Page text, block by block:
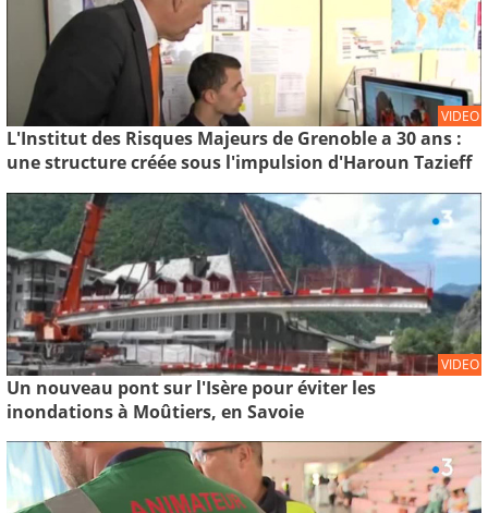
VIDEO
L'Institut des Risques Majeurs de Grenoble a 30 ans :
une structure créée sous l'impulsion d'Haroun Tazieff
VIDEO
Un nouveau pont sur l'Isère pour éviter les
inondations à Moûtiers, en Savoie